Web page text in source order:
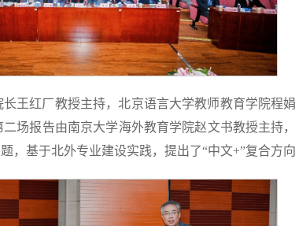
王红厂教授主持，北京语言大学教师教育学院程
场报告由南京大学海外教育学院赵文书教授主持
基于北外专业建设实践，提出了“中文+”复合方